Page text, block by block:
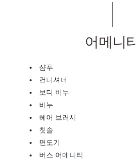
어메니티
샴푸
컨디셔너
보디 비누
비누
헤어 브러시
칫솔
면도기
버스 어메니티